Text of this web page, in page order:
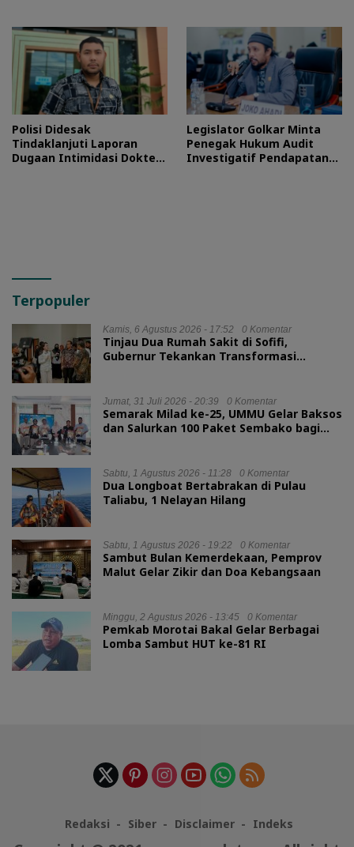
Polisi Didesak
Tindaklanjuti Laporan
Dugaan Intimidasi Dokter
Legislator Golkar Minta
Penegak Hukum Audit
Investigatif Pendapatan
Terpopuler
Kamis, 6 Agustus 2026 - 17:52 0 Komentar
Tinjau Dua Rumah Sakit di Sofifi,
Gubernur Tekankan Transformasi
Jumat, 31 Juli 2026 - 20:39 0 Komentar
Semarak Milad ke-25, UMMU Gelar Baksos
dan Salurkan 100 Paket Sembako bagi
Sabtu, 1 Agustus 2026 - 11:28 0 Komentar
Dua Longboat Bertabrakan di Pulau
Taliabu, 1 Nelayan Hilang
Sabtu, 1 Agustus 2026 - 19:22 0 Komentar
Sambut Bulan Kemerdekaan, Pemprov
Malut Gelar Zikir dan Doa Kebangsaan
Minggu, 2 Agustus 2026 - 13:45 0 Komentar
Pemkab Morotai Bakal Gelar Berbagai
Lomba Sambut HUT ke-81 RI
Redaksi Siber Disclaimer Indeks